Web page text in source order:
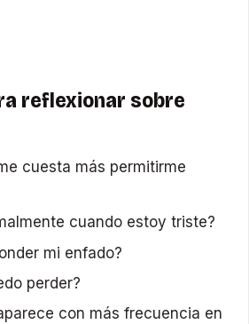
reflexionar sobre
cuesta más permitirme
cuando estoy triste?
mi enfado?
perder?
con más frecuencia en